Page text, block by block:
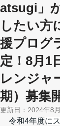
atsugi」
したい方
援プログ
定！8月1
レンジャ
期）募集
更新日： 2024年8
令和4年度に